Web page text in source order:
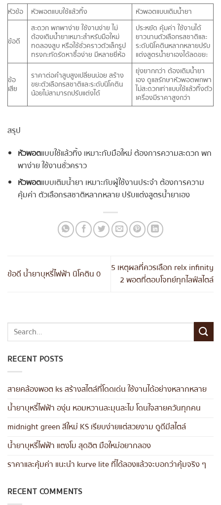
หัวข้อ หัวพอตแบบใช้แล้วทิ้ง หัวพอตแบบเติมน้ำยา
ข้อดี
สะดวก พกพาง่าย ใช้งานง่าย ไม่
ต้องเติมน้ำยาเหมาะสำหรับมือใหม่
ทดลองสูบ หรือใช้ชั่วคราวตัวเล็กรูป
ทรงกะทัดรัดหาซื้อง่าย มีหลายยี่ห้อ
ประหยัด คุ้มค่า ใช้งานได้
ยาวนานตัวเลือกรสชาติและ
ระดับนิโคตินหลากหลายปรับ
แต่งสูตรน้ำยาเองได้ลดขยะ
ข้อ
เสีย
ราคาต่อคำสูบสูงเปลี่ยนบ่อย สร้าง
ขยะตัวเลือกรสชาติและระดับนิโคติน
น้อยไม่สามารถปรับแต่งได้
ยุ่งยากกว่า ต้องเติมน้ำยา
เอง ดูแลรักษาหัวพอตพกพา
ไม่สะดวกเท่าแบบใช้แล้วทิ้งตัว
เครื่องมีราคาสูงกว่า
สรุป
หัวพอตแบบใช้แล้วทิ้ง เหมาะกับมือใหม่ ต้องการความสะดวก พก
พาง่าย ใช้งานชั่วคราว
หัวพอตแบบเติมน้ำยา เหมาะกับผู้ใช้งานประจำ ต้องการความ
คุ้มค่า ตัวเลือกรสชาติหลากหลาย ปรับแต่งสูตรน้ำยาเอง
ข้อดี น้ำยาบุหรี่ไฟฟ้า นิโคติน 0
5 เหตุผลที่ควรเลือก relx infinity
2 พอตที่ตอบโจทย์ทุกไลฟ์สไตล์
RECENT POSTS
สายคล้องพอต ks สร้างสไตล์ที่โดดเด่น ใช้งานได้อย่างหลากหลาย
น้ำยาบุหรี่ไฟฟ้า องุ่น หอมหวานละมุนละไม โดนใจสายควันทุกคน
midnight green สีใหม่ KS เรียบง่ายแต่สวยงาม ดูดีมีสไตล์
น้ำยาบุหรี่ไฟฟ้า แตงโม สุดฮิต มือใหม่อยากลอง
ราคาและคุ้มค่า แนะนำ kurve lite ที่ได้ลองแล้วจะบอกว่าคุ้มจริง ๆ
RECENT COMMENTS